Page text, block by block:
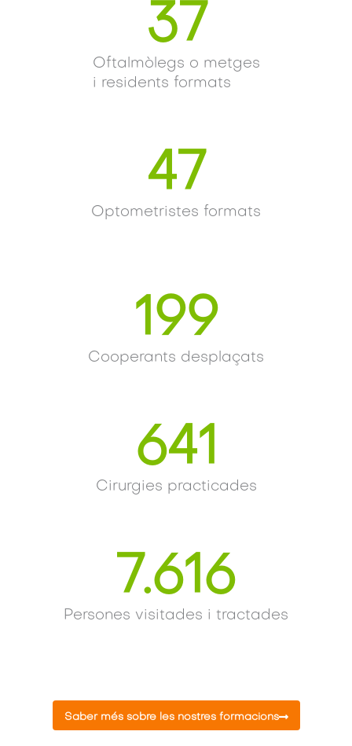
Oftalmòlegs o metges
i residents formats
37
Optometristes formats
47
Cooperants desplaçats
199
Cirurgies practicades
641
Persones visitades i tractades
7.616
Saber més sobre les nostres formacions